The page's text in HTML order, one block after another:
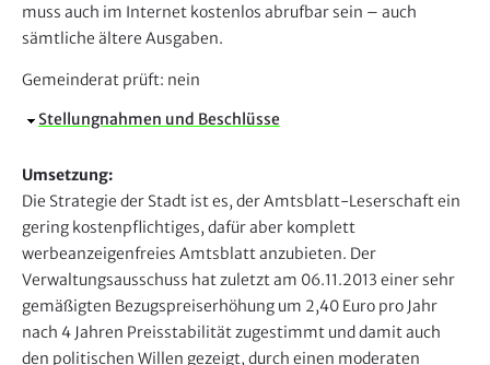
muss auch im Internet kostenlos abrufbar sein – auch
sämtliche ältere Ausgaben.
Gemeinderat prüft: nein
A
s
b
l
e
n
d
e
n
Stellungnahmen und Beschlüsse
Umsetzung:
Die Strategie der Stadt ist es, der Amtsblatt-Leserschaft ein
gering kostenpflichtiges, dafür aber komplett
werbeanzeigenfreies Amtsblatt anzubieten. Der
Verwaltungsausschuss hat zuletzt am 06.11.2013 einer sehr
gemäßigten Bezugspreiserhöhung um 2,40 Euro pro Jahr
nach 4 Jahren Preisstabilität zugestimmt und damit auch
den politischen Willen gezeigt, durch einen moderaten